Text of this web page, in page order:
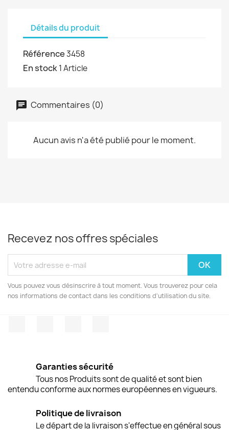
Détails du produit
Référence3458
En stock1 Article
Commentaires (0)
Aucun avis n'a été publié pour le moment.
Recevez nos offres spéciales
Vous pouvez vous désinscrire à tout moment. Vous trouverez pour cela
nos informations de contact dans les conditions d'utilisation du site.
Garanties sécurité
Tous nos Produits sont de qualité et sont bien
entendu conforme aux normes européennes en vigueurs.
Politique de livraison
Le départ de la livraison s'effectue en général sous